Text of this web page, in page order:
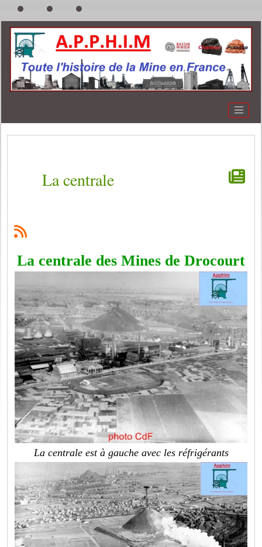
La centrale
La centrale des Mines de Drocourt
La centrale est à gauche avec les réfrigérants